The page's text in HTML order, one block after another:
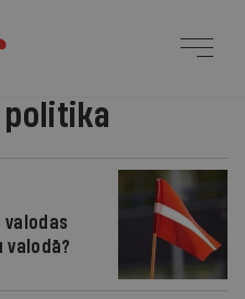
politika
valodā?